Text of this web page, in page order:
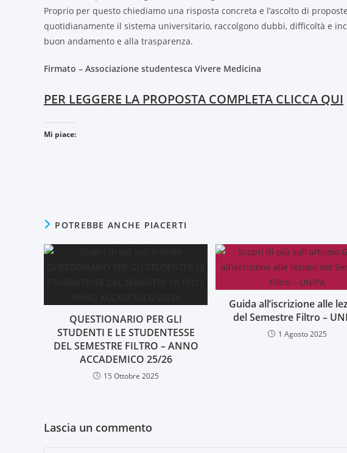
Proprio per questo chiediamo una risposta concreta e l’ascolto di
quotidianamente il sistema universitario, raccolgono dubbi, difficoltà e
buon andamento e alla trasparenza.
Firmato – Associazione studentesca Vivere Medicina
PER LEGGERE LA PROPOSTA COMPLETA CLICCA QUI
Mi piace:
POTREBBE ANCHE PIACERTI
QUESTIONARIO PER GLI
STUDENTI E LE STUDENTESSE
DEL SEMESTRE FILTRO – ANNO
ACCADEMICO 25/26
15 Ottobre 2025
Guida all’iscrizione alle
del Semestre Filtro –
1 Agosto 2025
Lascia un commento